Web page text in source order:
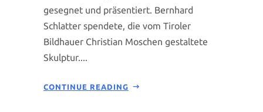
gesegnet und präsentiert. Bernhard
Schlatter spendete, die vom Tiroler
Bildhauer Christian Moschen gestaltete
Skulptur....
CONTINUE READING